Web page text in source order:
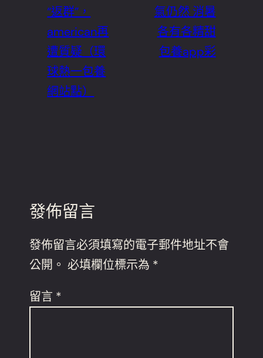
“返群”，
american再
遭質疑（環
球熱一包養
網站點）
氣仍然 消暑
各有各精甜
包養app彩
發佈留言
發佈留言必須填寫的電子郵件地址不會
公開。 必填欄位標示為 *
留言 *